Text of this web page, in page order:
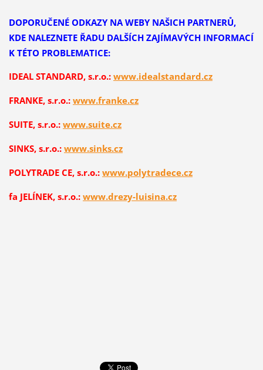
DOPORUČENÉ ODKAZY NA WEBY NAŠICH PARTNERŮ,
KDE NALEZNETE ŘADU DALŠÍCH ZAJÍMAVÝCH INFORMACÍ
K TÉTO PROBLEMATICE:
IDEAL STANDARD, s.r.o.: www.idealstandard.cz
FRANKE, s.r.o.: www.franke.cz
SUITE, s.r.o.: www.suite.cz
SINKS, s.r.o.: www.sinks.cz
POLYTRADE CE, s.r.o.: www.polytradece.cz
fa JELÍNEK, s.r.o.: www.drezy-luisina.cz